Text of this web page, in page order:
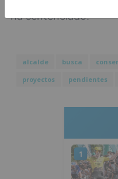
ha sentenciado.
alcalde busca
proyectos
pendientes
1